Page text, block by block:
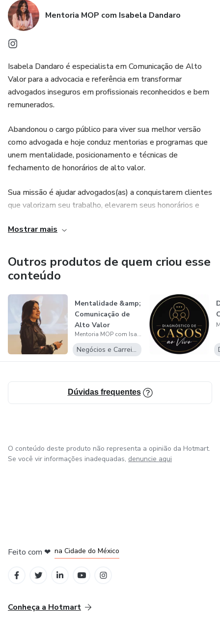
Mentoria MOP com Isabela Dandaro
Isabela Dandaro é especialista em Comunicação de Alto
Valor para a advocacia e referência em transformar
advogados inseguros em profissionais reconhecidos e bem
remunerados.
Abandonou o cargo público para viver sua melhor versão
como advogada e hoje conduz mentorias e programas que
unem mentalidade, posicionamento e técnicas de
fechamento de honorários de alto valor.
Sua missão é ajudar advogados(as) a conquistarem clientes
que valorizam seu trabalho, elevarem seus honorários e
propósito.
Mostrar mais
Outros produtos de quem criou esse
conteúdo
Mentalidade &amp;
Comunicação de
Alto Valor
Mentoria MOP com Isabela Dandaro
Negócios e Carreira
Dúvidas frequentes
O conteúdo deste produto não representa a opinião da Hotmart.
Se você vir informações inadequadas, denuncie aqui
Feito com ❤ na Cidade do México
Conheça a Hotmart